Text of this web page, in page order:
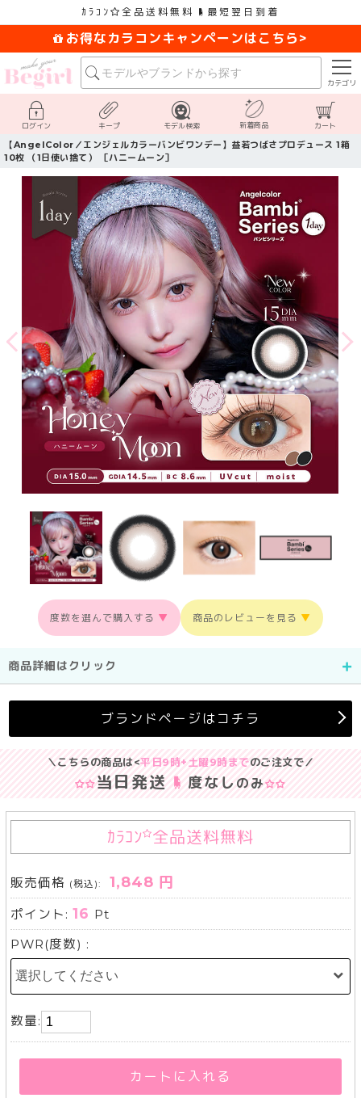
ｶﾗｺﾝ 全品送料無料 最短翌日到着
お得なカラコンキャンペーンはこちら>
カテゴリ
ログイン キープ モデル検索 新着商品 カート
【AngelColor／エンジェルカラーバンビワンデー】益若つばさプロデュース 1箱
10枚 （1日使い捨て） ［ハニームーン］
度数を選んで購入する ▼ 商品のレビューを見る ▼
商品詳細はクリック
ブランドページはコチラ
＼こちらの商品は<平日9時+土曜9時までのご注文で／
当日発送 度なし のみ
ｶﾗｺﾝ 全品送料無料
販売価格 (税込): 1,848 円
ポイント:16 Pt
PWR(度数) :
数量:
カートに入れる